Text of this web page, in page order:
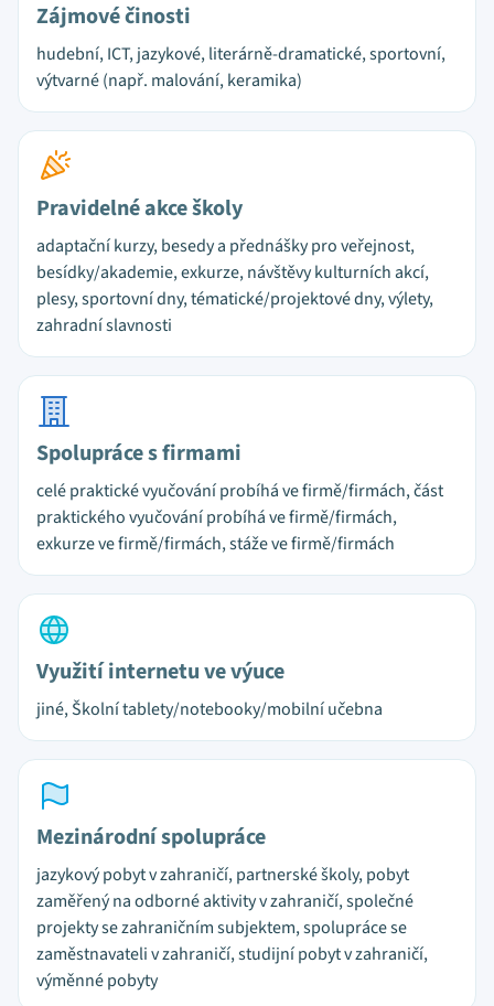
Zájmové činosti
hudební, ICT, jazykové, literárně-dramatické, sportovní,
výtvarné (např. malování, keramika)
Pravidelné akce školy
adaptační kurzy, besedy a přednášky pro veřejnost,
besídky/akademie, exkurze, návštěvy kulturních akcí,
plesy, sportovní dny, tématické/projektové dny, výlety,
zahradní slavnosti
Spolupráce s firmami
celé praktické vyučování probíhá ve firmě/firmách, část
praktického vyučování probíhá ve firmě/firmách,
exkurze ve firmě/firmách, stáže ve firmě/firmách
Využití internetu ve výuce
jiné, Školní tablety/notebooky/mobilní učebna
Mezinárodní spolupráce
jazykový pobyt v zahraničí, partnerské školy, pobyt
zaměřený na odborné aktivity v zahraničí, společné
projekty se zahraničním subjektem, spolupráce se
zaměstnavateli v zahraničí, studijní pobyt v zahraničí,
výměnné pobyty